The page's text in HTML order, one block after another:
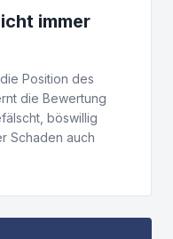
immer
Position des
die Bewertung
böswillig
Schaden auch